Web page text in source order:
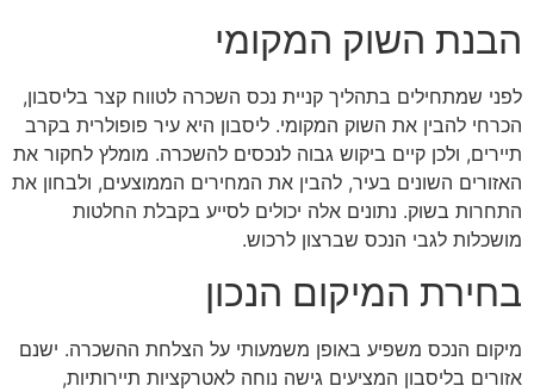
הבנת השוק המקומי
לפני שמתחילים בתהליך קניית נכס השכרה לטווח קצר בליסבון,
הכרחי להבין את השוק המקומי. ליסבון היא עיר פופולרית בקרב
תיירים, ולכן קיים ביקוש גבוה לנכסים להשכרה. מומלץ לחקור את
האזורים השונים בעיר, להבין את המחירים הממוצעים, ולבחון את
התחרות בשוק. נתונים אלה יכולים לסייע בקבלת החלטות
מושכלות לגבי הנכס שברצון לרכוש.
בחירת המיקום הנכון
מיקום הנכס משפיע באופן משמעותי על הצלחת ההשכרה. ישנם
אזורים בליסבון המציעים גישה נוחה לאטרקציות תיירותיות,